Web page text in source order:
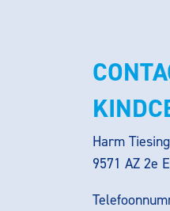
Harm
9571 AZ 2e